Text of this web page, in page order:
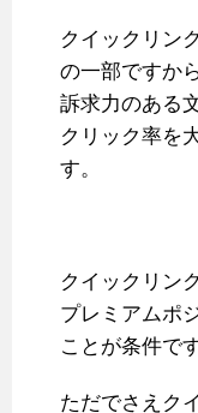
クイックリン
の一部ですか
訴求力のある
クリック率を
す。
クイックリン
プレミアムポ
ことが条件で
ただでさえク